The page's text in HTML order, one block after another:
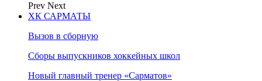
Prev Next
ХК САРМАТЫ
Вызов в сборную
Сборы выпускников хоккейных школ
Новый главный тренер «Сарматов»